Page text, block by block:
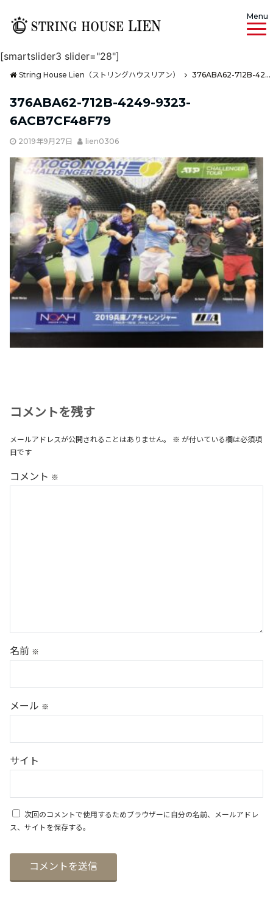
Menu
[smartslider3 slider="28"]
String House Lien（ストリングハウスリアン） 376ABA62-712B-4249-9323-6ACB7CF48F79
376ABA62-712B-4249-9323-
6ACB7CF48F79
2019年9月27日 lien0306
コメントを残す
メールアドレスが公開されることはありません。 ※ が付いている欄は必須項
目です
コメント ※
名前 ※
メール ※
サイト
次回のコメントで使用するためブラウザーに自分の名前、メールアドレ
ス、サイトを保存する。